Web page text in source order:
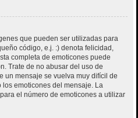
que pueden ser utilizadas para
código, e.j. :) denota felicidad,
completa de emoticones puede
Trate de no abusar del uso de
un mensaje se vuelva muy difícil de
los emoticones del mensaje. La
el número de emoticones a utilizar